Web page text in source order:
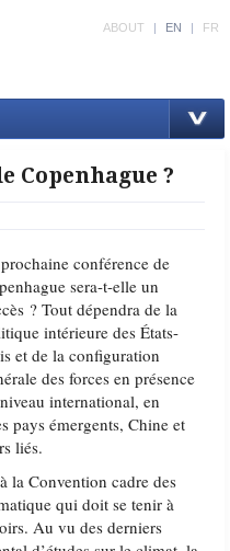
ABOUT | EN | FR
Copenhague ?
conférence de
sera-t-elle un
? Tout dépendra de la
intérieure des États-
et de la configuration
des forces en présence
international, en
pays émergents, Chine et
liés.
la Convention cadre des
qui doit se tenir à
Au vu des derniers